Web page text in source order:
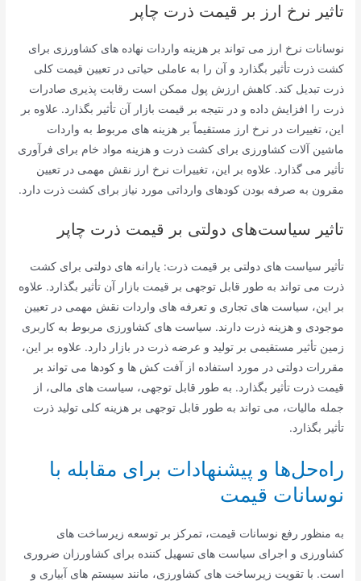
تاثیر نرخ ارز بر قیمت ذرت چاپر
نوسانات نرخ ارز می تواند بر هزینه واردات نهاده های کشاورزی برای
کشت ذرت تأثیر بگذارد و آن را به عاملی حیاتی در تعیین قیمت کلی
ذرت تبدیل کند. کاهش ارزش پول ممکن است رقابت پذیری صادرات
ذرت را افزایش داده و در نتیجه بر قیمت بازار آن تأثیر بگذارد. علاوه بر
این، تغییرات در نرخ ارز مستقیماً بر هزینه های مربوط به واردات
ماشین آلات کشاورزی برای کشت ذرت و هزینه مواد خام برای فرآوری
تأثیر می گذارد. علاوه بر این، تغییرات نرخ ارز نقش مهمی در تعیین
مقرون به صرفه بودن کودهای وارداتی مورد نیاز برای کشت ذرت دارد.
تاثیر سیاست‌های دولتی بر قیمت ذرت چاپر
تأثیر سیاست های دولتی بر قیمت ذرت: یارانه های دولتی برای کشت
ذرت می تواند به طور قابل توجهی بر قیمت بازار آن تأثیر بگذارد. علاوه
بر این، سیاست های تجاری و تعرفه های واردات نقش مهمی در تعیین
موجودی و هزینه ذرت دارند. سیاست های کشاورزی مربوط به کاربری
زمین تأثیر مستقیمی بر تولید و عرضه ذرت در بازار دارد. علاوه بر این،
مقررات دولتی در مورد استفاده از آفت کش ها و کودها می تواند بر
قیمت ذرت تأثیر بگذارد. به طور قابل توجهی، سیاست های مالی، از
جمله مالیات، می تواند به طور قابل توجهی بر هزینه کلی تولید ذرت
تأثیر بگذارد.
راه‌حل‌ها و پیشنهادات برای مقابله با
نوسانات قیمت
به منظور رفع نوسانات قیمت، تمرکز بر توسعه زیرساخت های
کشاورزی و اجرای سیاست های تسهیل کننده برای کشاورزان ضروری
است. با تقویت زیرساخت های کشاورزی، مانند سیستم های آبیاری و